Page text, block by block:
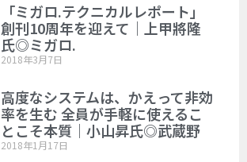
「ミガロ.テクニカルレポート」
創刊10周年を迎えて｜上甲將隆
氏◎ミガロ.
2018年3月7日
高度なシステムは、かえって非効
率を生む 全員が手軽に使えるこ
とこそ本質｜小山昇氏◎武蔵野
2018年1月17日